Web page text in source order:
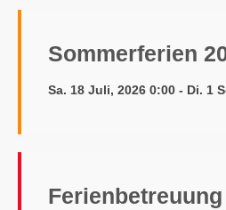
Sommerferien
Sa. 18 Juli, 2026 0:00 - Di. 1